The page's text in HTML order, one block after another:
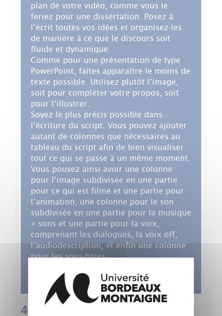
plan de votre vidéo, comme vous le
feriez pour une dissertation. Posez à
l’écrit toutes vos idées et organisez-les
de manière à ce que le discours soit
fluide et dynamique.
Comme pour une présentation de type
PowerPoint, faites apparaître le moins de
texte possible. Utilisez plutôt l’image,
soit pour compléter votre propos, soit
pour l’illustrer.
Soyez le plus précis possible dans
l’écriture du script. Vous pouvez ajouter
autant de colonnes que nécessaires au
tableau du script afin de bien visualiser
tout ce qui se passe à un même moment.
Vous pouvez ainsi avoir une colonne
pour l’image subdivisée en une partie
pour ce qui est filmé et une partie pour
l’animation, une colonne pour le son
subdivisée en une partie pour la musique
+ sons et une partie pour la voix,
comprenant les dialogues, la voix off,
l’audiodescription, et enfin une colonne
pour les sous-titres.
transitions…
4. Élaboration du planning